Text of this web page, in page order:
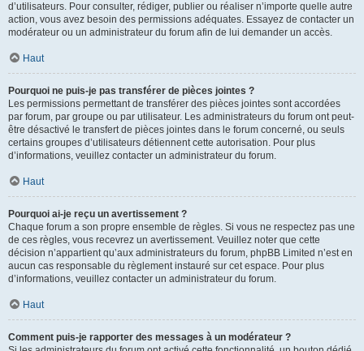
d’utilisateurs. Pour consulter, rédiger, publier ou réaliser n’importe quelle autre
action, vous avez besoin des permissions adéquates. Essayez de contacter un
modérateur ou un administrateur du forum afin de lui demander un accès.
Haut
Pourquoi ne puis-je pas transférer de pièces jointes ?
Les permissions permettant de transférer des pièces jointes sont accordées
par forum, par groupe ou par utilisateur. Les administrateurs du forum ont peut-
être désactivé le transfert de pièces jointes dans le forum concerné, ou seuls
certains groupes d’utilisateurs détiennent cette autorisation. Pour plus
d’informations, veuillez contacter un administrateur du forum.
Haut
Pourquoi ai-je reçu un avertissement ?
Chaque forum a son propre ensemble de règles. Si vous ne respectez pas une
de ces règles, vous recevrez un avertissement. Veuillez noter que cette
décision n’appartient qu’aux administrateurs du forum, phpBB Limited n’est en
aucun cas responsable du règlement instauré sur cet espace. Pour plus
d’informations, veuillez contacter un administrateur du forum.
Haut
Comment puis-je rapporter des messages à un modérateur ?